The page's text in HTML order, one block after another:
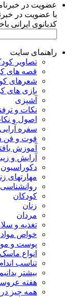
عضویت در
با عضویت در
کدبانوی ایرانی
راهنمای سایت
تصاویر
قصه های
شعرهای
بازی های
آشپزی
نکات و
اصول و
سفره آرایی
فوت و فن
آموزش
آرایش و
دکوراسیون
مهارتهای
روانشناسی
کودکان
زنان
مردان
تغذیه و
خواص مواد
پوست و مو
انواع ماسک
تناسب
بیشتر بدانیم
هفته
همه چیز